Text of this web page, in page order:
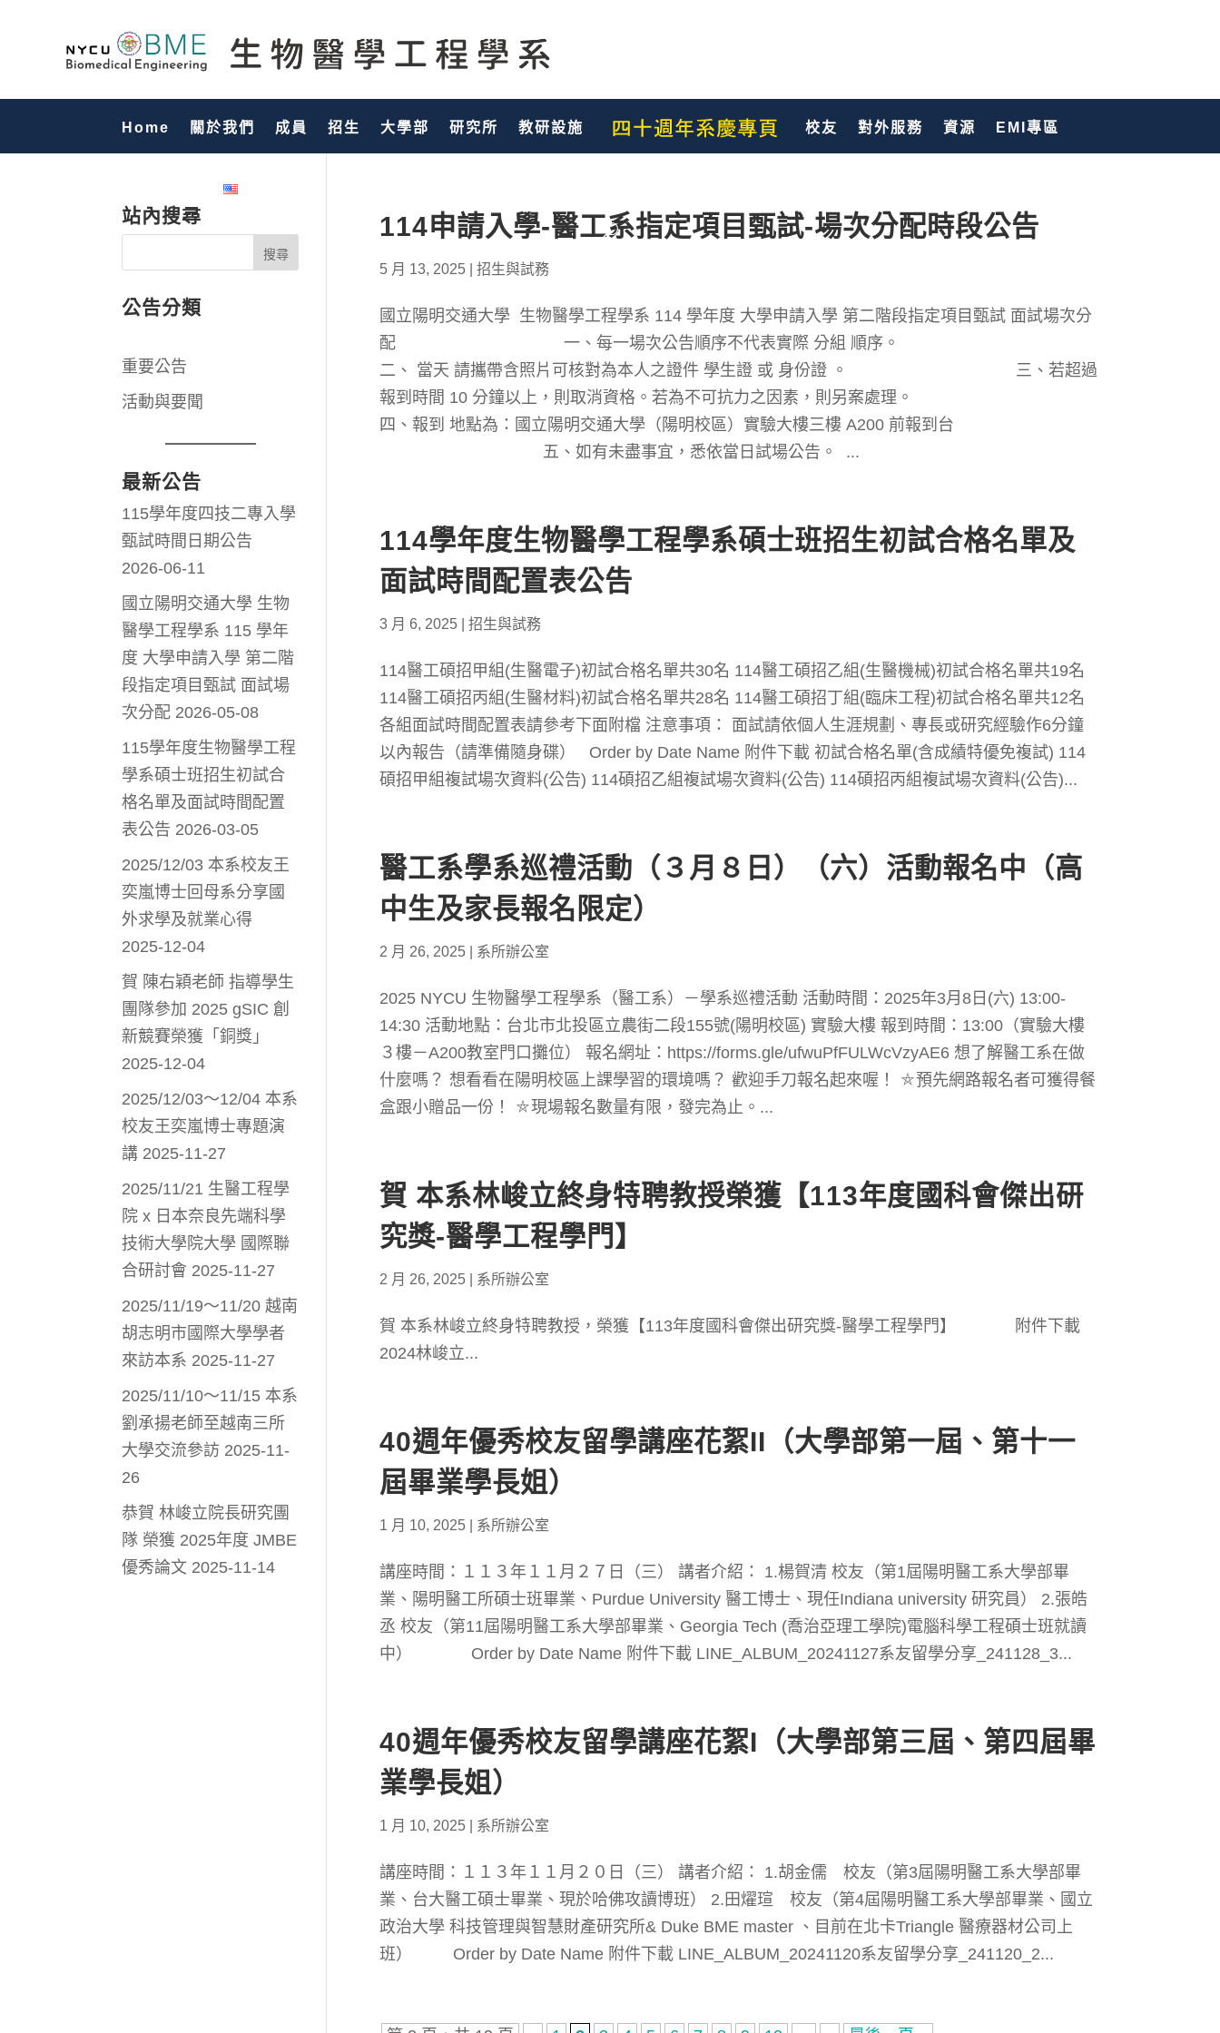
Home 關於我們 成員 招生 大學部 研究所 教研設施 校友 對外服務 資源 EMI專區
114申請入學-醫工系指定項目甄試-場次分配時段公告
5 月 13, 2025| 招生與試務
國立陽明交通大學 生物醫學工程學系 114 學年度 大學申請入學 第二階段指定項目甄試 面試場次分
配 一、每一場次公告順序不代表實際 分組 順序。
二、 當天 請攜帶含照片可核對為本人之證件 學生證 或 身份證 。 三、若超過
報到時間 10 分鐘以上，則取消資格。若為不可抗力之因素，則另案處理。
四、報到 地點為：國立陽明交通大學（陽明校區）實驗大樓三樓 A200 前報到台
五、如有未盡事宜，悉依當日試場公告。 ...
114學年度生物醫學工程學系碩士班招生初試合格名單及
面試時間配置表公告
3 月 6, 2025| 招生與試務
114醫工碩招甲組(生醫電子)初試合格名單共30名 114醫工碩招乙組(生醫機械)初試合格名單共19名
114醫工碩招丙組(生醫材料)初試合格名單共28名 114醫工碩招丁組(臨床工程)初試合格名單共12名
各組面試時間配置表請參考下面附檔 注意事項： 面試請依個人生涯規劃、專長或研究經驗作6分鐘
以內報告（請準備隨身碟） Order by Date Name 附件下載 初試合格名單(含成績特優免複試) 114
碩招甲組複試場次資料(公告) 114碩招乙組複試場次資料(公告) 114碩招丙組複試場次資料(公告)...
醫工系學系巡禮活動（３月８日）（六）活動報名中（高
中生及家長報名限定）
2 月 26, 2025| 系所辦公室
2025 NYCU 生物醫學工程學系（醫工系）－學系巡禮活動 活動時間：2025年3月8日(六) 13:00-
14:30 活動地點：台北市北投區立農街二段155號(陽明校區) 實驗大樓 報到時間：13:00（實驗大樓
３樓－A200教室門口攤位） 報名網址：https://forms.gle/ufwuPfFULWcVzyAE6 想了解醫工系在做
什麼嗎？ 想看看在陽明校區上課學習的環境嗎？ 歡迎手刀報名起來喔！ ⛤預先網路報名者可獲得餐
盒跟小贈品一份！ ⛤現場報名數量有限，發完為止。...
賀 本系林峻立終身特聘教授榮獲【113年度國科會傑出研
究獎-醫學工程學門】
2 月 26, 2025| 系所辦公室
賀 本系林峻立終身特聘教授，榮獲【113年度國科會傑出研究獎-醫學工程學門】 附件下載
2024林峻立...
40週年優秀校友留學講座花絮II（大學部第一屆、第十一
屆畢業學長姐）
1 月 10, 2025| 系所辦公室
講座時間：１１３年１１月２７日（三） 講者介紹： 1.楊賀清 校友（第1屆陽明醫工系大學部畢
業、陽明醫工所碩士班畢業、Purdue University 醫工博士、現任Indiana university 研究員） 2.張皓
丞 校友（第11屆陽明醫工系大學部畢業、Georgia Tech (喬治亞理工學院)電腦科學工程碩士班就讀
中） Order by Date Name 附件下載 LINE_ALBUM_20241127系友留學分享_241128_3...
40週年優秀校友留學講座花絮I（大學部第三屆、第四屆畢
業學長姐）
1 月 10, 2025| 系所辦公室
講座時間：１１３年１１月２０日（三） 講者介紹： 1.胡金儒 校友（第3屆陽明醫工系大學部畢
業、台大醫工碩士畢業、現於哈佛攻讀博班） 2.田燿瑄 校友（第4屆陽明醫工系大學部畢業、國立
政治大學 科技管理與智慧財產研究所& Duke BME master 、目前在北卡Triangle 醫療器材公司上
班） Order by Date Name 附件下載 LINE_ALBUM_20241120系友留學分享_241120_2...
站內搜尋
公告分類
重要公告
活動與要聞
最新公告
115學年度四技二專入學
甄試時間日期公告
2026-06-11
國立陽明交通大學 生物
醫學工程學系 115 學年
度 大學申請入學 第二階
段指定項目甄試 面試場
次分配 2026-05-08
115學年度生物醫學工程
學系碩士班招生初試合
格名單及面試時間配置
表公告 2026-03-05
2025/12/03 本系校友王
奕嵐博士回母系分享國
外求學及就業心得
2025-12-04
賀 陳右穎老師 指導學生
團隊參加 2025 gSIC 創
新競賽榮獲「銅獎」
2025-12-04
2025/12/03～12/04 本系
校友王奕嵐博士專題演
講 2025-11-27
2025/11/21 生醫工程學
院 x 日本奈良先端科學
技術大學院大學 國際聯
合研討會 2025-11-27
2025/11/19～11/20 越南
胡志明市國際大學學者
來訪本系 2025-11-27
2025/11/10～11/15 本系
劉承揚老師至越南三所
大學交流參訪 2025-11-
26
恭賀 林峻立院長研究團
隊 榮獲 2025年度 JMBE
優秀論文 2025-11-14